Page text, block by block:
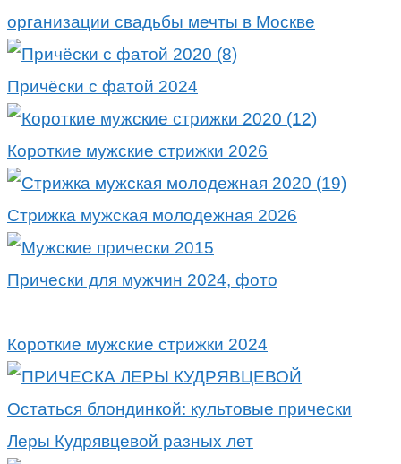
организации свадьбы мечты в Москве
Причёски с фатой 2024
Короткие мужские стрижки 2026
Стрижка мужская молодежная 2026
Прически для мужчин 2024, фото
Короткие мужские стрижки 2024
Остаться блондинкой: культовые прически
Леры Кудрявцевой разных лет